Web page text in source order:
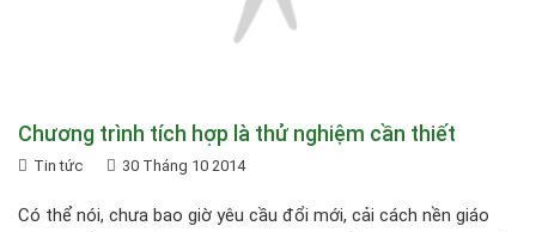
Chương trình tích hợp là thử nghiệm cần thiết
Tin tức 30 Tháng 10 2014
Có thể nói, chưa bao giờ yêu cầu đổi mới, cải cách nền giáo